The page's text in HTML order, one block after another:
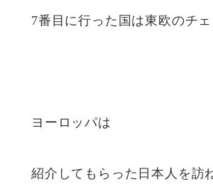
7番目に行った国は東欧のチェ
ヨーロッパは
紹介してもらった日本人を訪